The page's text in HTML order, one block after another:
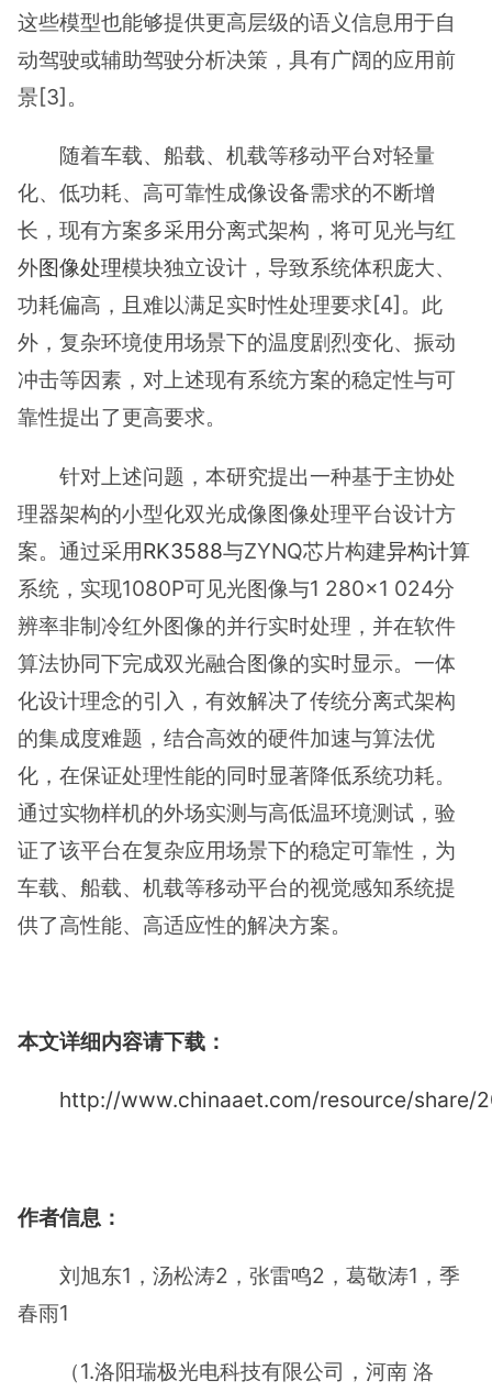
这些模型也能够提供更高层级的语义信息用于自
动驾驶或辅助驾驶分析决策，具有广阔的应用前
景[3]。
随着车载、船载、机载等移动平台对轻量
化、低功耗、高可靠性成像设备需求的不断增
长，现有方案多采用分离式架构，将可见光与红
外图像处理模块独立设计，导致系统体积庞大、
功耗偏高，且难以满足实时性处理要求[4]。此
外，复杂环境使用场景下的温度剧烈变化、振动
冲击等因素，对上述现有系统方案的稳定性与可
靠性提出了更高要求。
针对上述问题，本研究提出一种基于主协处
理器架构的小型化双光成像图像处理平台设计方
案。通过采用RK3588与ZYNQ芯片构建异构计算
系统，实现1080P可见光图像与1 280×1 024分
辨率非制冷红外图像的并行实时处理，并在软件
算法协同下完成双光融合图像的实时显示。一体
化设计理念的引入，有效解决了传统分离式架构
的集成度难题，结合高效的硬件加速与算法优
化，在保证处理性能的同时显著降低系统功耗。
通过实物样机的外场实测与高低温环境测试，验
证了该平台在复杂应用场景下的稳定可靠性，为
车载、船载、机载等移动平台的视觉感知系统提
供了高性能、高适应性的解决方案。
本文详细内容请下载：
http://www.chinaaet.com/resource/share/
作者信息：
刘旭东1，汤松涛2，张雷鸣2，葛敬涛1，季
春雨1
（1.洛阳瑞极光电科技有限公司，河南 洛